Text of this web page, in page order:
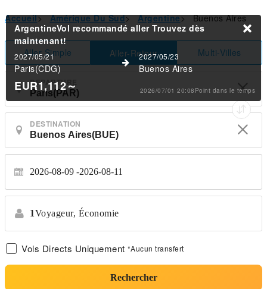
Accueil> Amérique Du Sud> Argentine> Buenos Aires
Aller Simple Aller-Retour Multi-Villes
DEPARTURE
DESTINATION
2026-08-09 2026-08-11
1Voyageur, Économie
Vols Directs Uniquement *Aucun transfert
Rechercher
ArgentineVol recommandé allerTrouvez dès
maintenant!
2027/05/21
Paris(CDG)
2027/05/23
Buenos Aires
EUR1,112～ 2026/07/01 20:08Point dans le temps